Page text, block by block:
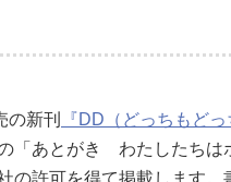
の新刊
『DD（どっちもど
の「あとがき わたしたちは
の許可を得て掲載します